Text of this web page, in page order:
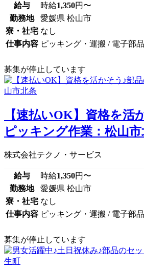
給与 時給1,350円〜
勤務地
愛媛県 松山市
寮・社宅 なし
仕事内容 ピッキング・運搬 / 電子部
募集が停止しています
【速払いOK】資格を活
ピッキング作業：松山
株式会社テクノ・サービス
給与 時給1,350円〜
勤務地
愛媛県 松山市
寮・社宅 なし
仕事内容 ピッキング・運搬 / 電子部
募集が停止しています